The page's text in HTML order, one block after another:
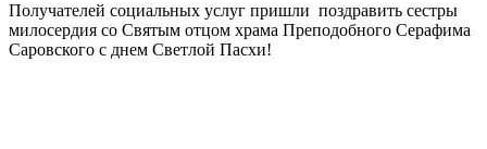
Получателей социальных услуг пришли поздравить сестры
милосердия со Святым отцом храма Преподобного Серафима
Саровского с днем Светлой Пасхи!